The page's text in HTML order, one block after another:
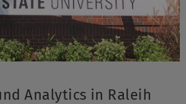
Analytics in Raleih